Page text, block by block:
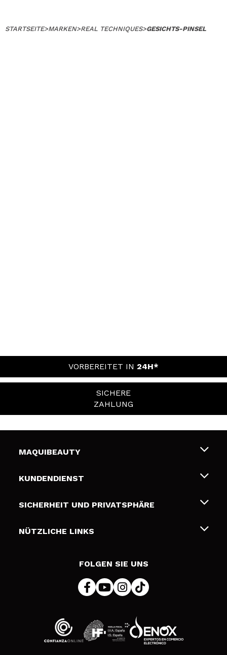
STARTSEITE>MARKEN>REAL TECHNIQUES>GESICHTS-PINSEL
VORBEREITET IN 24H*
SICHERE
ZAHLUNG
MAQUIBEAUTY
Über uns
Geschenkkarten
KUNDENDIENST
Liefer- und Versandkosten
Zahlung
SICHERHEIT UND PRIVATSPHÄRE
Bedingungen und Datenschutz
NÜTZLICHE LINKS
FOLGEN SIE UNS